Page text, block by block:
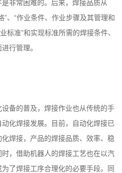
非常困难的。后来，焊接品质从
”、“作业条件、作业步骤及其管理和
标准”和实现标准所需的焊接条件、
行管理。
备的普及，焊接作业也从传统的手
化焊接发展。目前，自动化焊接已
焊接，产品的焊接品质、效率、稳
，借助机器人的焊接工艺也在以汽
了焊接工序合理化的必要手段。同